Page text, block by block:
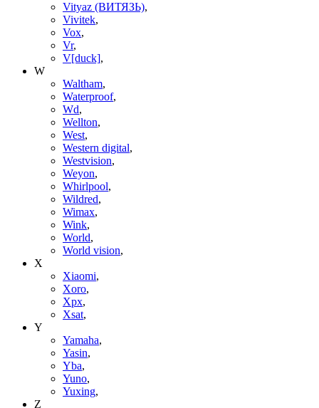
Vityaz (ВИТЯЗЬ),
Vivitek,
Vox,
Vr,
V[duck],
W
Waltham,
Waterproof,
Wd,
Wellton,
West,
Western digital,
Westvision,
Weyon,
Whirlpool,
Wildred,
Wimax,
Wink,
World,
World vision,
X
Xiaomi,
Xoro,
Xpx,
Xsat,
Y
Yamaha,
Yasin,
Yba,
Yuno,
Yuxing,
Z